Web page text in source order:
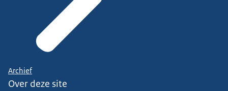
Archief
Over deze site